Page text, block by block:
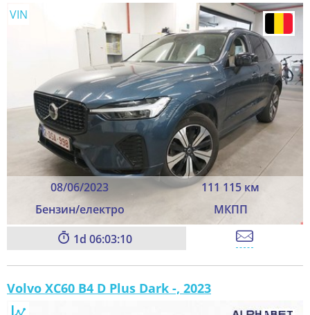
08/06/2023
111 115 км
Бензин/електро
МКПП
VIN
1 06:03:08
Volvo XC60 B4 D Plus Dark -, 2023